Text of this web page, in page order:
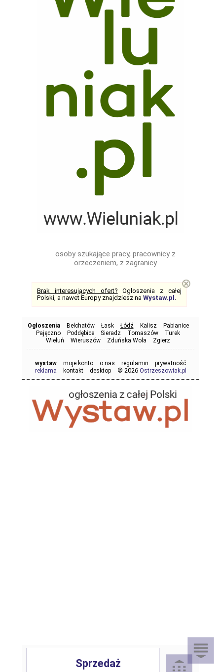
osoby szukające pracy, pracownicy z
orzeczeniem, z zagranicy
Brak interesujących ofert? Ogłoszenia z całej
Polski, a nawet Europy znajdziesz na Wystaw.pl .
⊗
Ogłoszenia Bełchatów Łask Łódź Kalisz
Pabianice
Pajęczno
Poddębice Sieradz Tomaszów
Turek
Wieluń
Wieruszów Zduńska Wola Zgierz
wystaw moje konto o nas regulamin
prywatność
reklama
kontakt desktop © 2026 Ostrzeszowiak.pl
Sprzedaż